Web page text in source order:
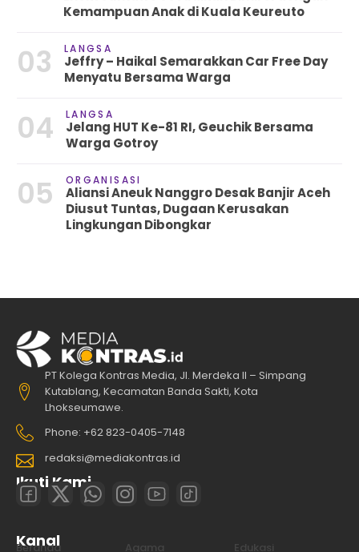
Kemampuan Anak di Kuala Keureuto
03 LANGSA
Jeffry – Haikal Semarakkan Car Free Day
Menyatu Bersama Warga
04 LANGSA
Jelang HUT Ke-81 RI, Geuchik Bersama
Warga Gotroy
05 ORGANISASI
Aliansi Aneuk Nanggro Desak Banjir Aceh
Diusut Tuntas, Dugaan Kerusakan
Lingkungan Dibongkar
PT Kolega Kontras Media, Jl. Merdeka II – Simpang
Kutablang, Kecamatan Banda Sakti, Kota
Lhokseumawe.
Phone: +62 823-0405-7148
redaksi@mediakontras.id
Ikuti Kami
Kanal
Beranda Agama Edukasi